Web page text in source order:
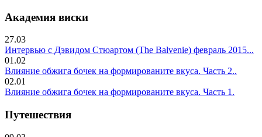
Академия виски
27.03
Интервью с Дэвидом Стюартом (The Balvenie) февраль 2015...
01.02
Влияние обжига бочек на формированите вкуса. Часть 2..
02.01
Влияние обжига бочек на формированите вкуса. Часть 1.
Путешествия